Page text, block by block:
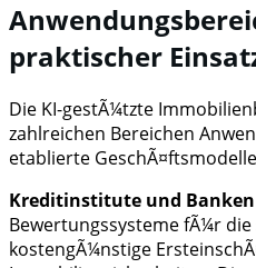
praktischer
Die KI-gestÃ¼tzte
zahlreichen Bereichen
etablierte
Kreditinstitute und Banken
Bewertungssysteme fÃ¼r
kostengÃ¼nstige